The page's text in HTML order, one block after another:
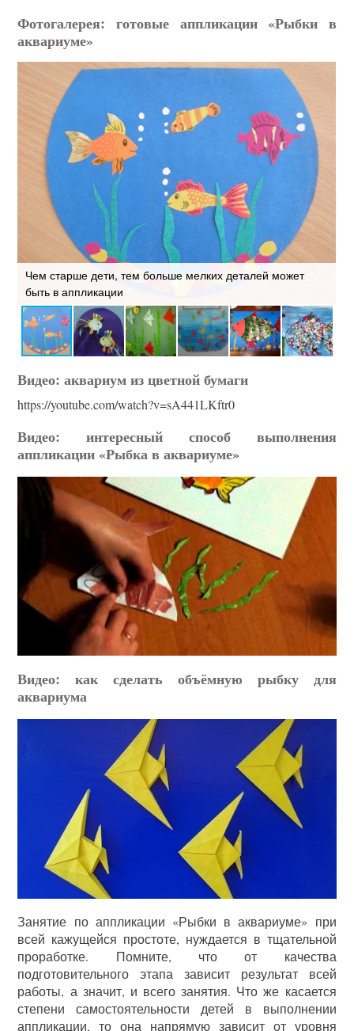
Фотогалерея: готовые аппликации «Рыбки в
аквариуме»
Чем старше дети, тем больше мелких деталей может
быть в аппликации
Видео: аквариум из цветной бумаги
https://youtube.com/watch?v=sA441LKftr0
Видео: интересный способ выполнения
аппликации «Рыбка в аквариуме»
Видео: как сделать объёмную рыбку для
аквариума
Занятие по аппликации «Рыбки в аквариуме» при
всей кажущейся простоте, нуждается в тщательной
проработке. Помните, что от качества
подготовительного этапа зависит результат всей
работы, а значит, и всего занятия. Что же касается
степени самостоятельности детей в выполнении
аппликации, то она напрямую зависит от уровня